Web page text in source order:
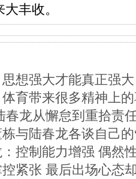
丰收。
想强大才能真正强大
育带来很多精神上
春龙从懈怠到重拾责
与陆春龙各谈自己的
控制能力增强 偶然
紧张 最后出场心态